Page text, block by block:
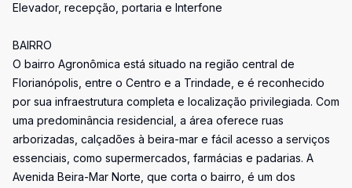
Elevador, recepção, portaria e Interfone
BAIRRO
O bairro Agronômica está situado na região central de
Florianópolis, entre o Centro e a Trindade, e é reconhecido
por sua infraestrutura completa e localização privilegiada. Com
uma predominância residencial, a área oferece ruas
arborizadas, calçadões à beira-mar e fácil acesso a serviços
essenciais, como supermercados, farmácias e padarias. A
Avenida Beira-Mar Norte, que corta o bairro, é um dos